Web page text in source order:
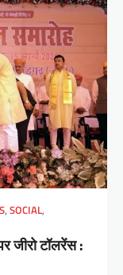
, SOCIAL,
जीरो टॉलरेंस :